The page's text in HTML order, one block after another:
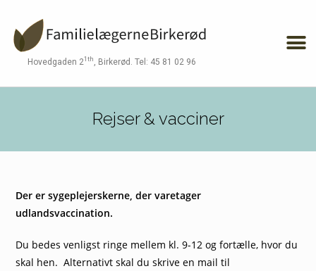
Hovedgaden 21th , Birkerød. Tel: 45 81 02 96
Rejser & vacciner
Der er sygeplejerskerne, der varetager
udlandsvaccination.
Du bedes venligst ringe mellem kl. 9-12 og fortælle, hvor du
skal hen. Alternativt skal du skrive en mail til